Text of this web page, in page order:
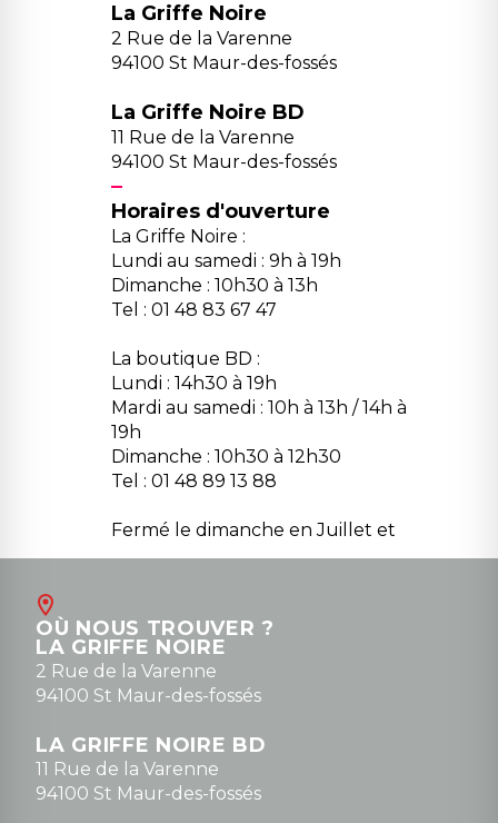
La Griffe Noire
2 Rue de la Varenne
94100 St Maur-des-fossés
La Griffe Noire BD
11 Rue de la Varenne
94100 St Maur-des-fossés
Horaires d'ouverture
La Griffe Noire :
Lundi au samedi : 9h à 19h
Dimanche : 10h30 à 13h
Tel : 01 48 83 67 47
La boutique BD :
Lundi : 14h30 à 19h
Mardi au samedi : 10h à 13h / 14h à
19h
Dimanche : 10h30 à 12h30
Tel : 01 48 89 13 88
Fermé le dimanche en Juillet et
Août
contact@la-griffe-noire.com
0148836747
OÙ NOUS TROUVER ?
LA GRIFFE NOIRE
2 Rue de la Varenne
94100 St Maur-des-fossés
LA GRIFFE NOIRE BD
11 Rue de la Varenne
94100 St Maur-des-fossés